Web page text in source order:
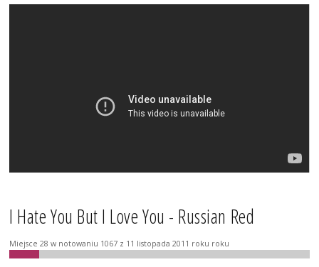
I Hate You But I Love You - Russian Red
Miejsce 28 w notowaniu 1067 z 11 listopada 2011 roku roku